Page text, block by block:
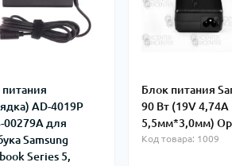
AD-4019P
00279A для
Samsung
Series 5,
Блок питания
90 Вт (19V 4,74А
5,5мм*3,0мм)
Код товара: 1009